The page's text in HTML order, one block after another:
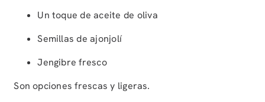
Un toque de aceite de oliva
Semillas de ajonjolí
Jengibre fresco
Son opciones frescas y ligeras.